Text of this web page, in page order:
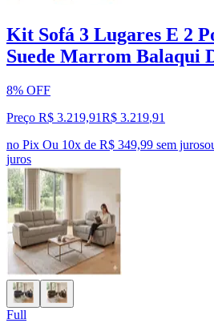
Kit Sofá 3 Lugares E 2
Suede Marrom Balaqui
8% OFF
Preço R$ 3.219,91R$ 3.219,91
no Pix Ou 10x de R$ 349,99 sem juros
juros
Full